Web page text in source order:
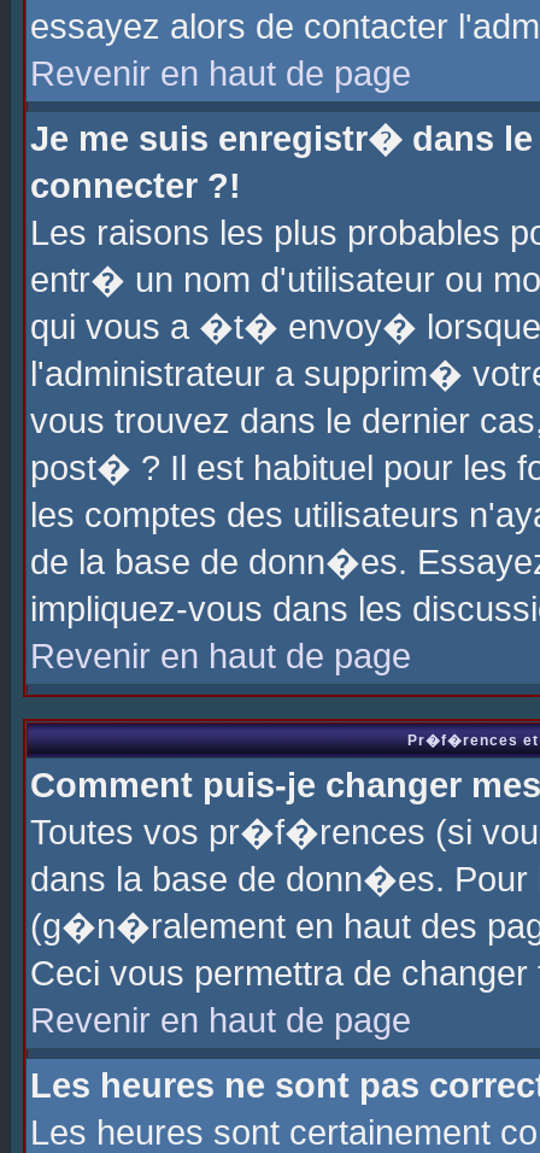
essayez alors de contacter
Revenir en haut de page
Je me suis enregistr� dans
connecter ?!
Les raisons les plus probables
entr� un nom d'utilisateur ou
qui vous a �t� envoy�
l'administrateur a supprim�
vous trouvez dans le dernier
post� ? Il est habituel pour les
les comptes des utilisateurs
de la base de donn�es.
impliquez-vous dans les
Revenir en haut de page
Pr�f�rences et
Comment puis-je changer
Toutes vos pr�f�rences (si
dans la base de donn�es.
(g�n�ralement en haut des
Ceci vous permettra de
Revenir en haut de page
Les heures ne sont pas
Les heures sont certainement